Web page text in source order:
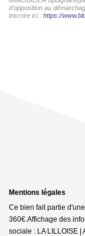
d'opposition au
inscrire ici : https://
Mentions légales
Ce bien fait partie
360€. Affichage des
sociale : LA LILLOISE